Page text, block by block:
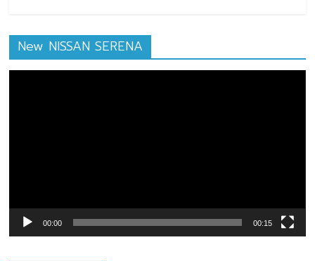
New NISSAN SERENA
00:00 00:15